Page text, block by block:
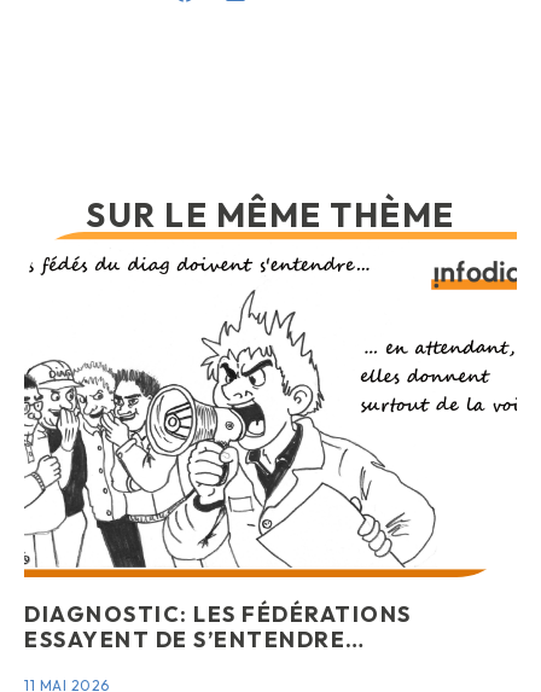
SUR LE MÊME THÈME
DIAGNOSTIC: LES FÉDÉRATIONS
ESSAYENT DE S’ENTENDRE…
11 MAI 2026